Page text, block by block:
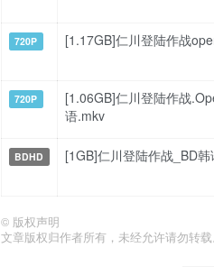
720P [1.17GB]仁川登陆作战
720P
[1.06GB]仁川登陆作战
语.mkv
BDHD [1GB]仁川登陆作战_BD
© 版权声明
文章版权归作者所有，未经允许请勿转载